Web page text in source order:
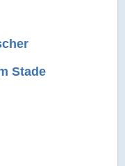
Stade